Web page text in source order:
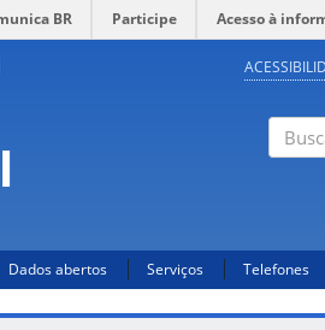
BR Participe Acesso à
Dados abertos Serviços Telefones